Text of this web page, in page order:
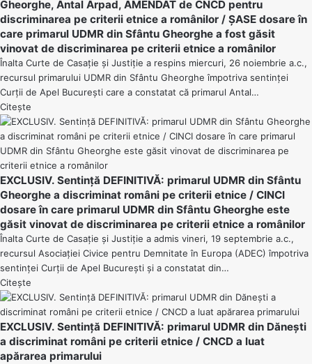
Gheorghe, Antal Arpad, AMENDAT de CNCD pentru
discriminarea pe criterii etnice a românilor / ȘASE dosare în
care primarul UDMR din Sfântu Gheorghe a fost găsit
vinovat de discriminarea pe criterii etnice a românilor
Înalta Curte de Casație și Justiție a respins miercuri, 26 noiembrie a.c.,
recursul primarului UDMR din Sfântu Gheorghe împotriva sentinței
Curții de Apel București care a constatat că primarul Antal…
Citește
EXCLUSIV. Sentință DEFINITIVĂ: primarul UDMR din Sfântu
Gheorghe a discriminat români pe criterii etnice / CINCI
dosare în care primarul UDMR din Sfântu Gheorghe este
găsit vinovat de discriminarea pe criterii etnice a românilor
Înalta Curte de Casație și Justiție a admis vineri, 19 septembrie a.c.,
recursul Asociației Civice pentru Demnitate în Europa (ADEC) împotriva
sentinței Curții de Apel București și a constatat din…
Citește
EXCLUSIV. Sentință DEFINITIVĂ: primarul UDMR din Dănești
a discriminat români pe criterii etnice / CNCD a luat
apărarea primarului